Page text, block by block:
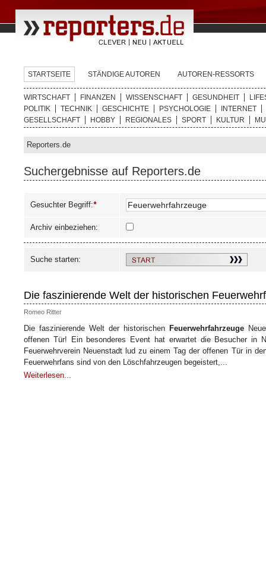
STARTSEITE STÄNDIGE AUTOREN AUTOREN-RESSORTS
WIRTSCHAFT FINANZEN WISSENSCHAFT GESUNDHEIT
POLITIK
TECHNIK GESCHICHTE PSYCHOLOGIE
INTERNET
GESELLSCHAFT
HOBBY REGIONALES SPORT KULTUR
Reporters.de
Suchergebnisse auf Reporters.de
Gesuchter Begriff:*
Archiv einbeziehen:
Suche starten:
Die faszinierende Welt der historischen
Romeo Ritter
Die faszinierende Welt der historischen Feuerwehrfahrzeuge
offenen Tür! Ein besonderes Event hat erwartet die Besucher in
Feuerwehrverein Neuenstadt lud zu einem Tag der offenen Tür in
Feuerwehrfans sind von den Löschfahrzeugen begeistert,...
Weiterlesen...